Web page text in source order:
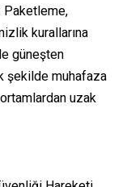
kurallarına
güneşten
şekilde muhafaza
uzak